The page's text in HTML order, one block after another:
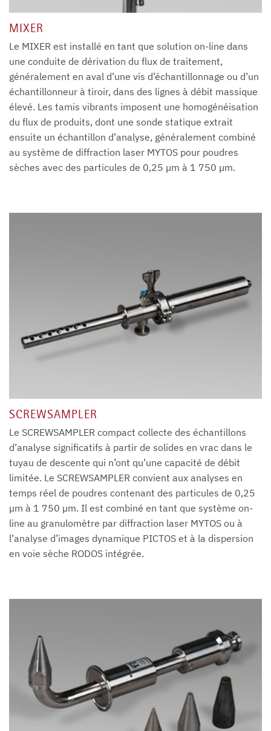
MIXER
Le MIXER est installé en tant que solution on-line dans
une conduite de dérivation du flux de traitement,
généralement en aval d’une vis d’échantillonnage ou d’un
échantillonneur à tiroir, dans des lignes à débit massique
élevé. Les tamis vibrants imposent une homogénéisation
du flux de produits, dont une sonde statique extrait
ensuite un échantillon d’analyse, généralement combiné
au système de diffraction laser MYTOS pour poudres
sèches avec des particules de 0,25 µm à 1 750 µm.
SCREWSAMPLER
Le SCREWSAMPLER compact collecte des échantillons
d’analyse significatifs à partir de solides en vrac dans le
tuyau de descente qui n’ont qu’une capacité de débit
limitée. Le SCREWSAMPLER convient aux analyses en
temps réel de poudres contenant des particules de 0,25
µm à 1 750 µm. Il est combiné en tant que système on-
line au granulomètre par diffraction laser MYTOS ou à
l’analyse d’images dynamique PICTOS et à la dispersion
en voie sèche RODOS intégrée.